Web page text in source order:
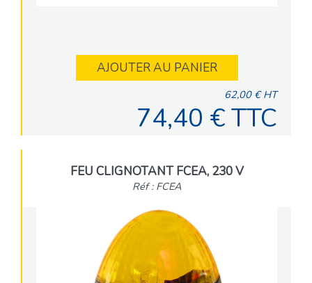
AJOUTER AU PANIER
62,00 € HT
74,40 € TTC
FEU CLIGNOTANT FCEA, 230 V
Réf : FCEA